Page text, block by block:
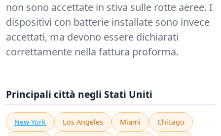
non sono accettate in stiva sulle rotte aeree. I
dispositivi con batterie installate sono invece
accettati, ma devono essere dichiarati
correttamente nella fattura proforma.
Principali città negli Stati Uniti
New York Los Angeles Miami Chicago